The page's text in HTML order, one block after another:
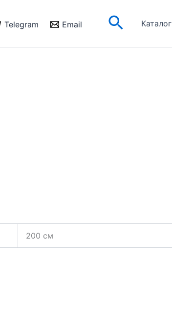
Telegram Email ПоискКаталог
200 см